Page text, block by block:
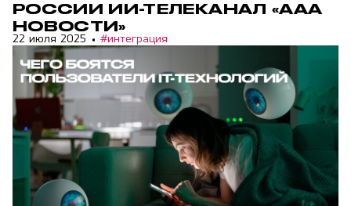
РОССИИ ИИ-ТЕЛЕКАНАЛ «ААА
НОВОСТИ»
22 июля 2025 #интеграция